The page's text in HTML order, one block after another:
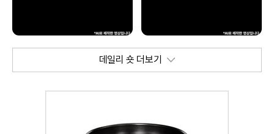
데일리 숏 더보기